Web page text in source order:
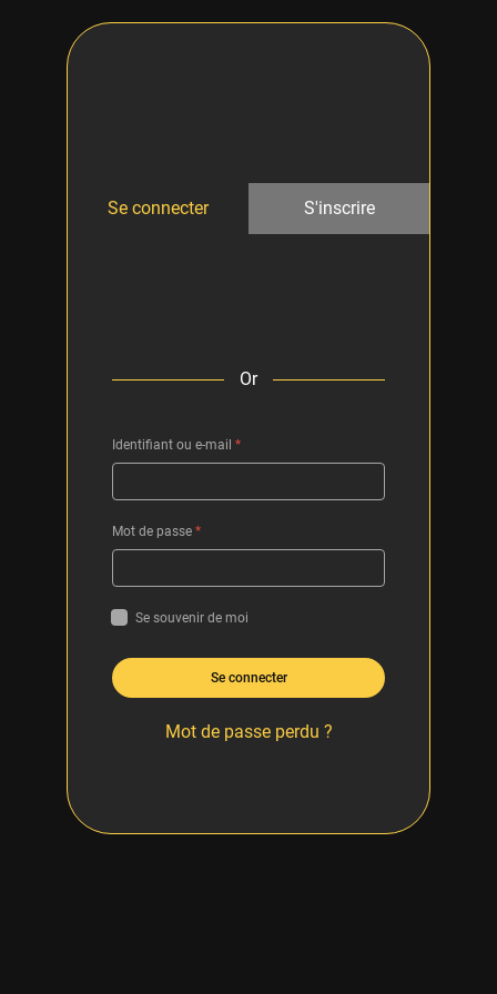
Se connecter S'inscrire
Or
Identifiant ou e-mail *
Mot de passe *
Se souvenir de moi
Se connecter
Mot de passe perdu ?